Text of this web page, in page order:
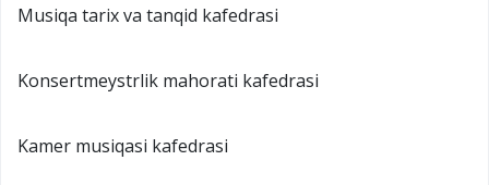
Musiqa tarix va tanqid kafedrasi
Konsertmeystrlik mahorati kafedrasi
Kamer musiqasi kafedrasi